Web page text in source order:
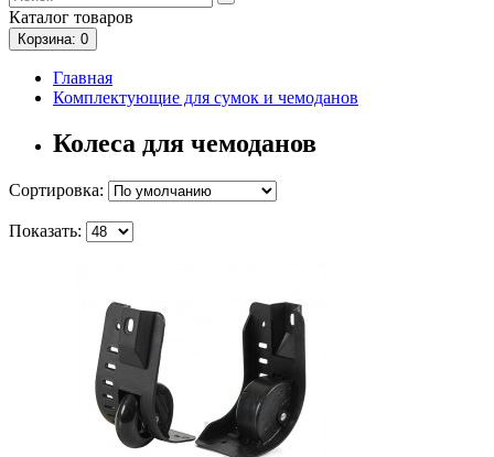
Каталог товаров
Корзина: 0
Главная
Комплектующие для сумок и чемоданов
Колеса для чемоданов
Сортировка:
Показать: